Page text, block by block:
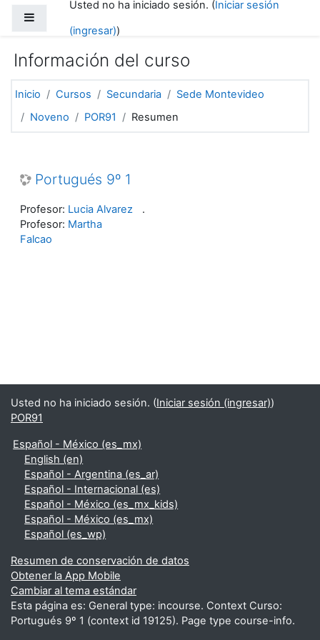
Saltar al contenido principalUsted no ha iniciado sesión. (Iniciar sesión
(ingresar))
Información del curso
Inicio Cursos Secundaria
Sede Montevideo
Noveno
POR91 Resumen
Portugués 9º 1
.
Profesor: Lucia Alvarez
Profesor: Martha
Falcao
Usted no ha iniciado sesión. (Iniciar sesión (ingresar))
POR91
Español - México ‎(es_mx)‎
English ‎(en)‎
Español - Argentina ‎(es_ar)‎
Español - Internacional ‎(es)‎
Español - México ‎(es_mx_kids)‎
Español - México ‎(es_mx)‎
Español ‎(es_wp)‎
Resumen de conservación de datos
Obtener la App Mobile
Cambiar al tema estándar
Esta página es: General type: incourse. Context Curso:
Portugués 9º 1 (context id 19125). Page type course-info.